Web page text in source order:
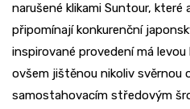
narušené klikami Suntour, které
připomínají konkurenční
inspirované provedení má levou
ovšem jištěnou nikoliv svěrnou
samostahovacím středovým